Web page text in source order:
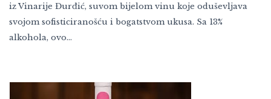
iz Vinarije Đurđić, suvom bijelom vinu koje oduševljava
svojom sofisticiranošću i bogatstvom ukusa. Sa 13%
alkohola, ovo…